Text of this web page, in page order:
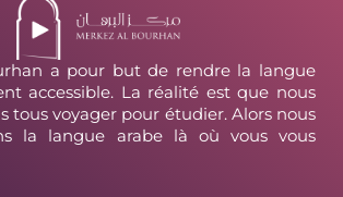
a pour but de rendre la langue
accessible. La réalité est que nous
tous voyager pour étudier. Alors nous
la langue arabe là où vous vous